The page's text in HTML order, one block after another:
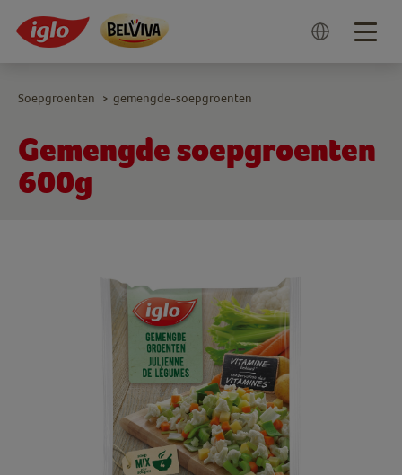
Gemengde soepgroenten
600g
Soepgroenten > gemengde-soepgroenten